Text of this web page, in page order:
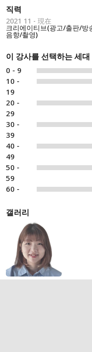
직력
2021 11 - 現在
크리에이티브(광고/출판/
음향/촬영)
이 강사를 선택하는 세대
0 - 9
10 -
19
20 -
29
30 -
39
40 -
49
50 -
59
60 -
갤러리